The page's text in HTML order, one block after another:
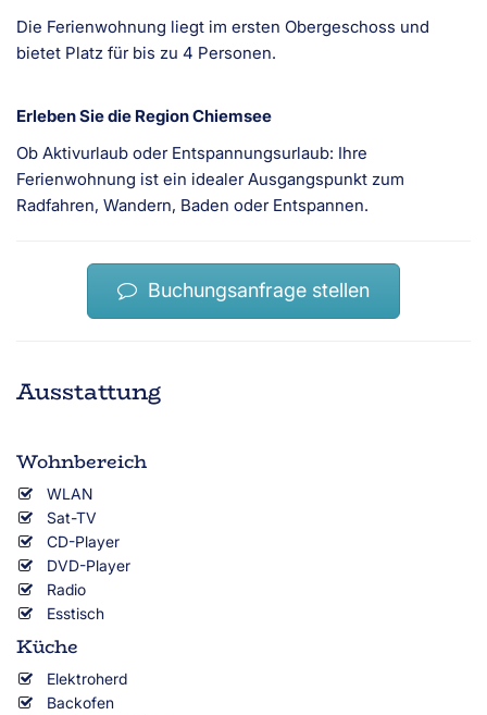
Die Ferienwohnung liegt im ersten Obergeschoss und
bietet Platz für bis zu 4 Personen.
Erleben Sie die Region Chiemsee
Ob Aktivurlaub oder Entspannungsurlaub: Ihre
Ferienwohnung ist ein idealer Ausgangspunkt zum
Radfahren, Wandern, Baden oder Entspannen.
Buchungsanfrage stellen
Ausstattung
Wohnbereich
WLAN
Sat-TV
CD-Player
DVD-Player
Radio
Esstisch
Küche
Elektroherd
Backofen